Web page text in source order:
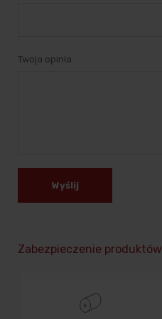
Twoja opinia
Wyślij
Zabezpieczenie produktów